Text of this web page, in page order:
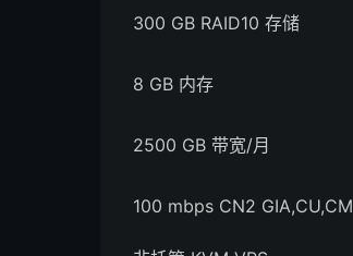
300 GB RAID10 存储
8 GB 内存
2500 GB 带宽/月
100 mbps CN2 GIA,CU,CM